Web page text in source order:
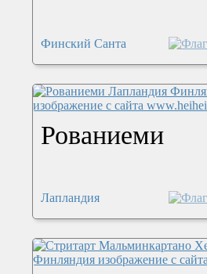
Финский Санта
Рованиеми
Лапландия